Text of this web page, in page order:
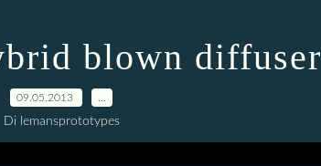
blown diffuser
09.05.2013
Di lemansprototypes